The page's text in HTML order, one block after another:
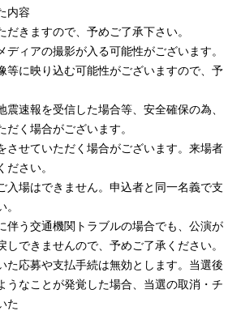
内容
だきますので、予めご了承下さい。
ィアの撮影が入る可能性がございます。
等に映り込む可能性がございますので、予
速報を受信した場合等、安全確保の為、
だく場合がございます。
させていただく場合がございます。来場者
さい。
入場はできません。申込者と同一名義で支
伴う交通機関トラブルの場合でも、公演が
しできませんので、予めご了承ください。
た応募や支払手続は無効とします。当選後
うなことが発覚した場合、当選の取消・チ
た